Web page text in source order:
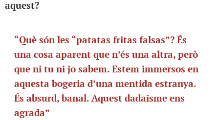
aquest?
“Què són les “patatas fritas falsas”? És
una cosa aparent que n’és una altra, però
que ni tu ni jo sabem. Estem immersos en
aquesta bogeria d’una mentida estranya.
És absurd, banal. Aquest dadaisme ens
agrada”